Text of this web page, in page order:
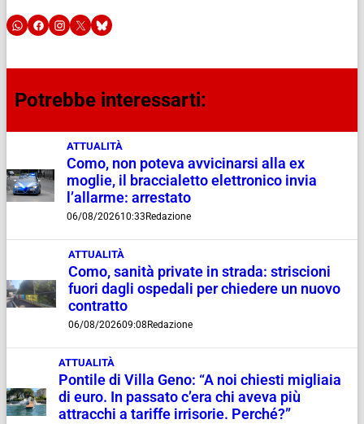
Potrebbe interessarti:
ATTUALITÀ
Como, non poteva avvicinarsi alla ex
moglie, il braccialetto elettronico invia
l’allarme: arrestato
06/08/202610:33 Redazione
ATTUALITÀ
Como, sanità private in strada: striscioni
fuori dagli ospedali per chiedere un nuovo
contratto
06/08/202609:08 Redazione
ATTUALITÀ
Pontile di Villa Geno: “A noi chiesti migliaia
di euro. In passato c’era chi aveva più
attracchi a tariffe irrisorie. Perché?”